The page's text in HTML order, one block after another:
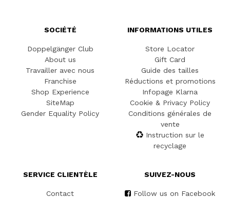
SOCIÉTÉ
Doppelgänger Club
About us
Travailler avec nous
Franchise
Shop Experience
SiteMap
Gender Equality Policy
INFORMATIONS UTILES
Store Locator
Gift Card
Guide des tailles
Réductions et promotions
Infopage Klarna
Cookie & Privacy Policy
Conditions générales de
vente
Instruction sur le
recyclage
SERVICE CLIENTÈLE
Contact
SUIVEZ-NOUS
Follow us on Facebook